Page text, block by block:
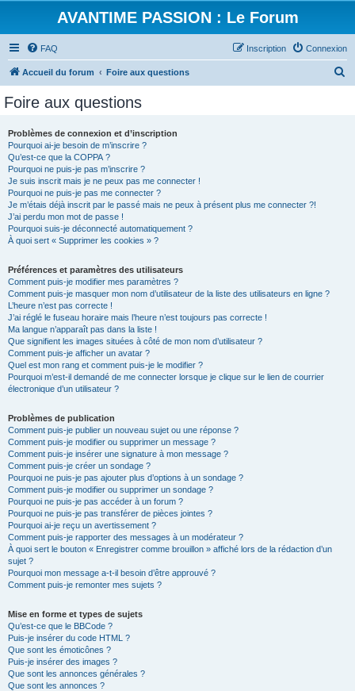
AVANTIME PASSION : Le Forum
FAQ Connexion
Inscription
Accueil du forum Foire aux questions
Foire aux questions
Problèmes de connexion et d’inscription
Pourquoi ai-je besoin de m’inscrire ?
Qu’est-ce que la COPPA ?
Pourquoi ne puis-je pas m’inscrire ?
Je suis inscrit mais je ne peux pas me connecter !
Pourquoi ne puis-je pas me connecter ?
Je m’étais déjà inscrit par le passé mais ne peux à présent plus me connecter ?!
J’ai perdu mon mot de passe !
Pourquoi suis-je déconnecté automatiquement ?
À quoi sert « Supprimer les cookies » ?
Préférences et paramètres des utilisateurs
Comment puis-je modifier mes paramètres ?
Comment puis-je masquer mon nom d’utilisateur de la liste des utilisateurs en ligne ?
L’heure n’est pas correcte !
J’ai réglé le fuseau horaire mais l’heure n’est toujours pas correcte !
Ma langue n’apparaît pas dans la liste !
Que signifient les images situées à côté de mon nom d’utilisateur ?
Comment puis-je afficher un avatar ?
Quel est mon rang et comment puis-je le modifier ?
Pourquoi m’est-il demandé de me connecter lorsque je clique sur le lien de courrier
électronique d’un utilisateur ?
Problèmes de publication
Comment puis-je publier un nouveau sujet ou une réponse ?
Comment puis-je modifier ou supprimer un message ?
Comment puis-je insérer une signature à mon message ?
Comment puis-je créer un sondage ?
Pourquoi ne puis-je pas ajouter plus d’options à un sondage ?
Comment puis-je modifier ou supprimer un sondage ?
Pourquoi ne puis-je pas accéder à un forum ?
Pourquoi ne puis-je pas transférer de pièces jointes ?
Pourquoi ai-je reçu un avertissement ?
Comment puis-je rapporter des messages à un modérateur ?
À quoi sert le bouton « Enregistrer comme brouillon » affiché lors de la rédaction d’un
sujet ?
Pourquoi mon message a-t-il besoin d’être approuvé ?
Comment puis-je remonter mes sujets ?
Mise en forme et types de sujets
Qu’est-ce que le BBCode ?
Puis-je insérer du code HTML ?
Que sont les émoticônes ?
Puis-je insérer des images ?
Que sont les annonces générales ?
Que sont les annonces ?